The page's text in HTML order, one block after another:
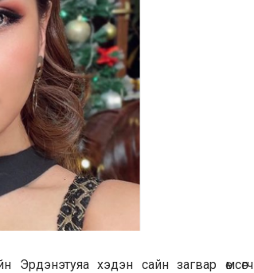
Эрдэнэтуяа хэдэн сайн загвар өмсөгч